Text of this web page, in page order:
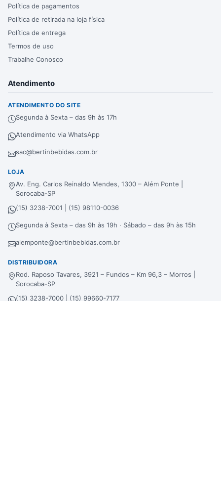
Política de pagamentos
Política de retirada na loja física
Política de entrega
Termos de uso
Trabalhe Conosco
Atendimento
ATENDIMENTO DO SITE
Segunda à Sexta – das 9h às 17h
Atendimento via WhatsApp
sac@bertinbebidas.com.br
LOJA
Av. Eng. Carlos Reinaldo Mendes, 1300 – Além Ponte |
Sorocaba-SP
(15) 3238-7001 | (15) 98110-0036
Segunda à Sexta – das 9h às 19h · Sábado – das 9h às 15h
alemponte@bertinbebidas.com.br
DISTRIBUIDORA
Rod. Raposo Tavares, 3921 – Fundos – Km 96,3 – Morros |
Sorocaba-SP
(15) 3238-7000 | (15) 99660-7177